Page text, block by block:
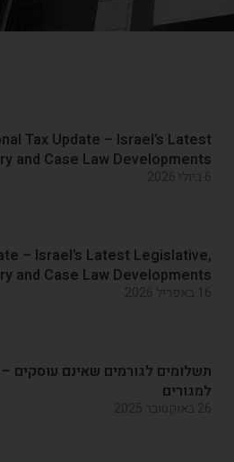
Tax Update – Israel’s Latest
and Case Law Developments
– Israel’s Latest Legislative,
and Case Law Developments
תשלומים לגורמים שאינם עוסקים
למגורים